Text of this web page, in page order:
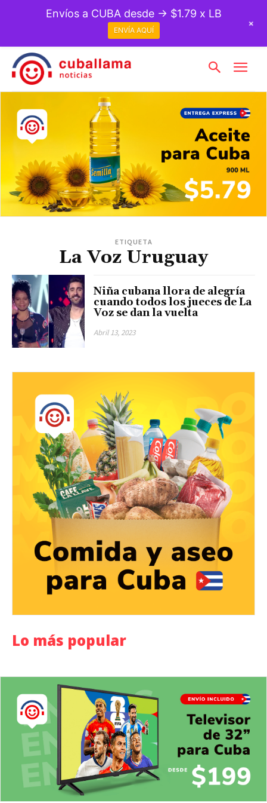
ETIQUETA
La Voz Uruguay
Niña cubana llora de alegría
cuando todos los jueces de La
Voz se dan la vuelta
Abril 13, 2023
Lo más popular
Envíos a CUBA desde → $1.79 x LB
ENVÍA AQUÍ
+